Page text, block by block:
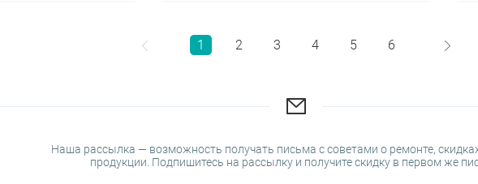
1 2 3 4 5 6
Наша рассылка — возможность получать письма с советами о ремонте,
продукции. Подпишитесь на рассылку и получите скидку в первом же